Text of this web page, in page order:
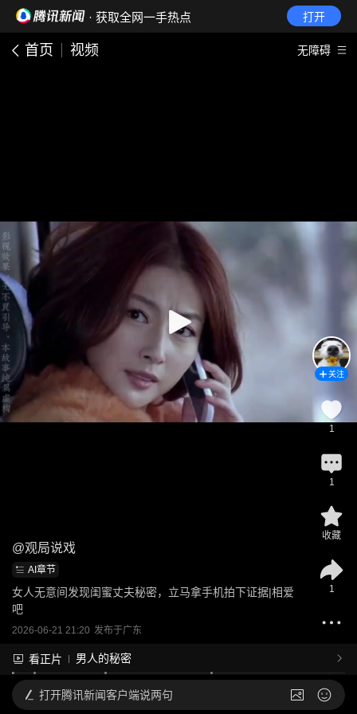
· 获取全网一手热点 打开
首页 视频 无障碍
@观局说戏
AI章节
女人无意间发现闺蜜丈夫秘密，立马拿手机拍下证据|相爱
吧
2026-06-21 21:20 发布于广东
看正片 男人的秘密
关注
1
1
收藏
1
打开腾讯新闻客户端说两句